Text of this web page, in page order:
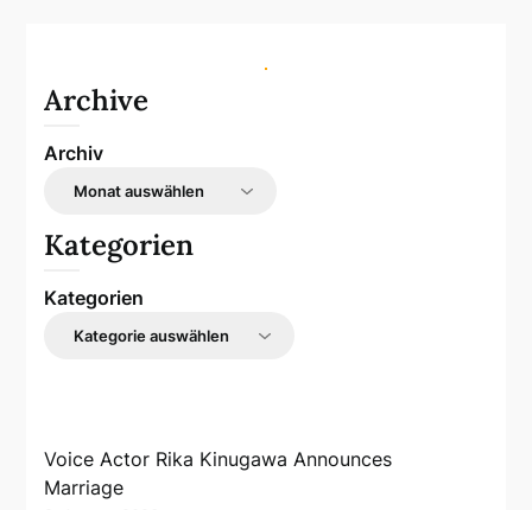
Archive
Archiv
Kategorien
Kategorien
Voice Actor Rika Kinugawa Announces
Marriage